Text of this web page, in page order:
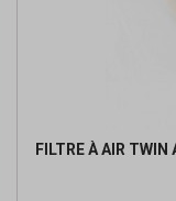
FILTRE À AIR